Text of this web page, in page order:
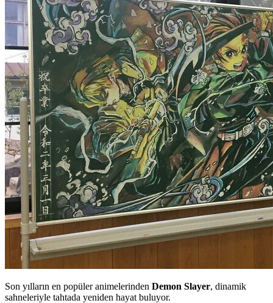
Son yılların en popüler animelerinden Demon Slayer, dinamik
sahneleriyle tahtada yeniden hayat buluyor.